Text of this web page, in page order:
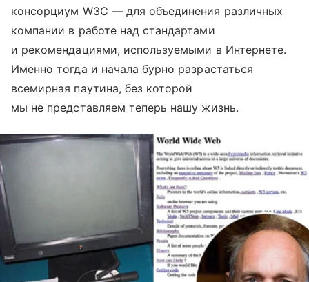
консорциум W3C — для объединения различных
компании в работе над стандартами
и рекомендациями, используемыми в Интернете.
Именно тогда и начала бурно разрастаться
всемирная паутина, без которой
мы не представляем теперь нашу жизнь.